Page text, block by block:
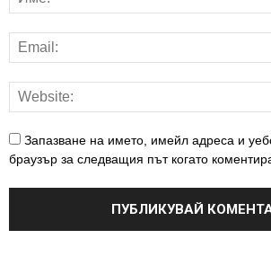
Запазване на името, имейл адреса и
браузър за следващия път когато